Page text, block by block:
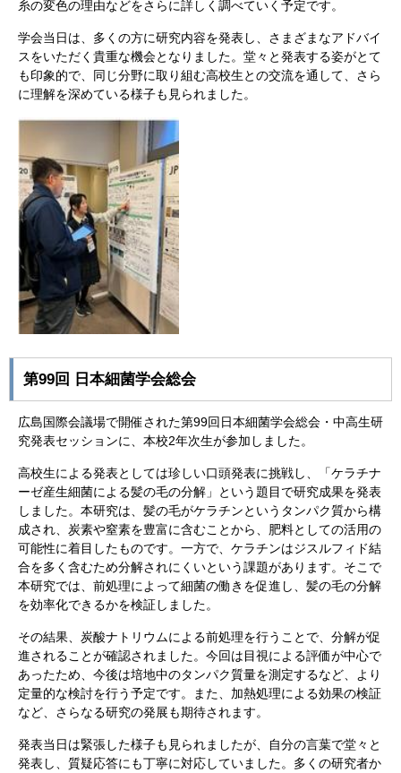
糸の変色の理由などをさらに詳しく調べていく予定です。
学会当日は、多くの方に研究内容を発表し、さまざまなアドバイ
スをいただく貴重な機会となりました。堂々と発表する姿がとて
も印象的で、同じ分野に取り組む高校生との交流を通して、さら
に理解を深めている様子も見られました。
第99回 日本細菌学会総会
広島国際会議場で開催された第99回日本細菌学会総会・中高生研
究発表セッションに、本校2年次生が参加しました。
高校生による発表としては珍しい口頭発表に挑戦し、「ケラチナ
ーゼ産生細菌による髪の毛の分解」という題目で研究成果を発表
しました。本研究は、髪の毛がケラチンというタンパク質から構
成され、炭素や窒素を豊富に含むことから、肥料としての活用の
可能性に着目したものです。一方で、ケラチンはジスルフィド結
合を多く含むため分解されにくいという課題があります。そこで
本研究では、前処理によって細菌の働きを促進し、髪の毛の分解
を効率化できるかを検証しました。
その結果、炭酸ナトリウムによる前処理を行うことで、分解が促
進されることが確認されました。今回は目視による評価が中心で
あったため、今後は培地中のタンパク質量を測定するなど、より
定量的な検討を行う予定です。また、加熱処理による効果の検証
など、さらなる研究の発展も期待されます。
発表当日は緊張した様子も見られましたが、自分の言葉で堂々と
発表し、質疑応答にも丁寧に対応していました。多くの研究者か